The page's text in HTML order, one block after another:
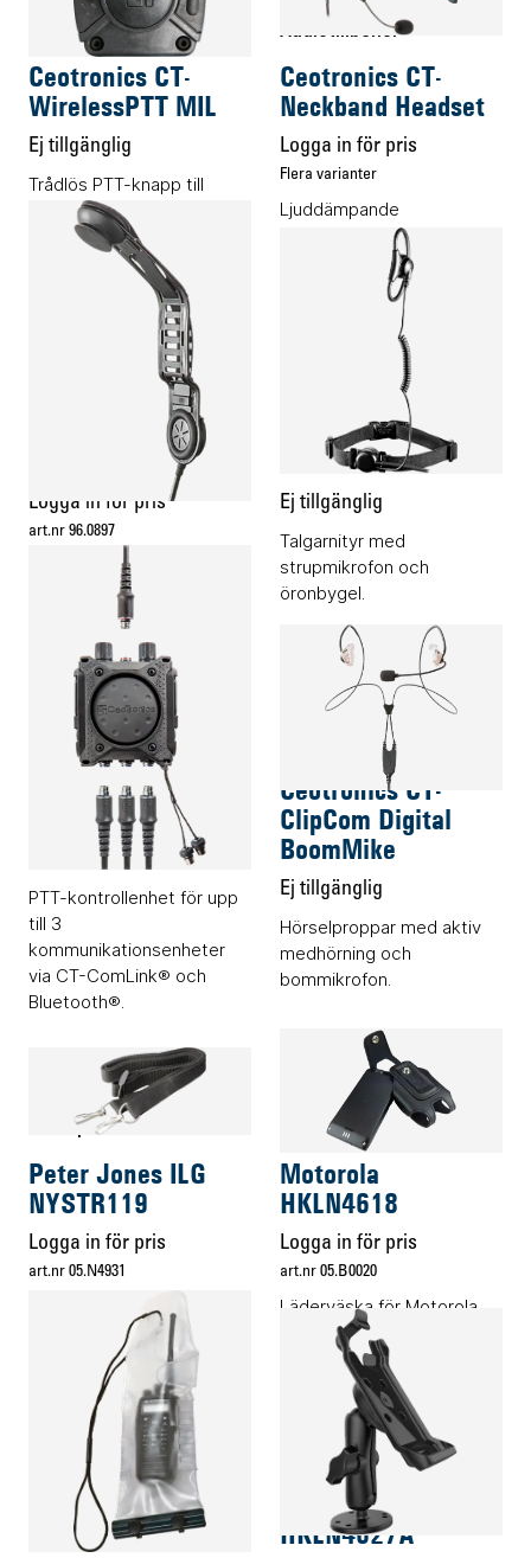
Audiotillbehör
Ceotronics CT-
WirelessPTT MIL
Ej tillgänglig
Trådlös PTT-knapp till
Ceotronics kontrollenheter.
Audiotillbehör
Ceotronics CT-
Neckband Headset
Logga in för pris
Flera varianter
Ljuddämpande
lättviktsheadset med
bommikrofon.
Ceotronics CT-
Logga in för pris
art.nr 96.0897
Talgarnityr med
skallbensmikrofon och en
Ceotronics CT-
ThroatMike
Ej tillgänglig
Talgarnityr med
strupmikrofon och
öronbygel.
Audiotillbehör
Ceotronics CT-
MultiPTT 3C
Endast offert
PTT-kontrollenhet för upp
till 3
kommunikationsenheter
via CT-ComLink® och
Bluetooth®.
Audiotillbehör
Ceotronics CT-
ClipCom Digital
BoomMike
Ej tillgänglig
Hörselproppar med aktiv
medhörning och
bommikrofon.
Transporttillbehör
Peter Jones ILG
NYSTR119
Logga in för pris
art.nr 05.N4931
Axelrem Peter Jones
Transporttillbehör
Motorola
HKLN4618
Logga in för pris
art.nr 05.B0020
Läderväska för Motorola
LEX L10
Transporttillbehör
Motorola
HLN9985B
Transporttillbehör
Motorola
HKLN4627A